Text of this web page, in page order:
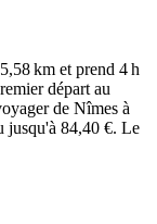
km et prend 4 h
départ au
de Nîmes à
jusqu'à 84,40 €. Le